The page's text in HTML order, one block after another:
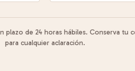
plazo de 24 horas hábiles. Conserva tu
para cualquier aclaración.